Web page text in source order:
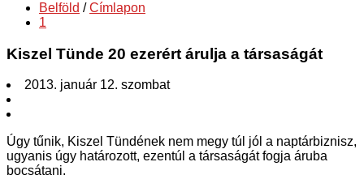
Belföld / Címlapon
1
Kiszel Tünde 20 ezerért árulja a társaságát
2013. január 12. szombat
Úgy tűnik, Kiszel Tündének nem megy túl jól a naptárbiznisz,
ugyanis úgy határozott, ezentúl a társaságát fogja áruba
bocsátani.